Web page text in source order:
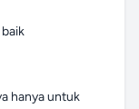
hanya untuk